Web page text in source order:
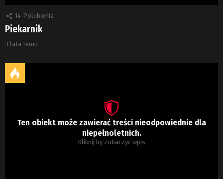
14 Polubienia
Piekarnik
3 lata temu
Ten obiekt może zawierać treści nieodpowiednie dla
niepełnoletnich.
Kliknij by zobaczyć wpis